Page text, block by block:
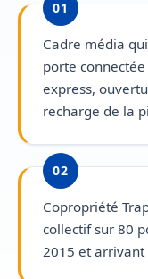
01
Cadre média
porte
express,
recharge de la
02
Copropriété
collectif sur 80
2015 et